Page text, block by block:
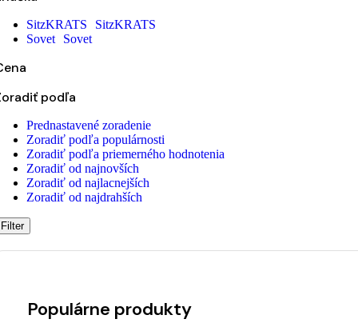
SitzKRATS
SitzKRATS
Sovet
Sovet
podľa
Prednastavené zoradenie
Zoradiť podľa populárnosti
Zoradiť podľa priemerného hodnotenia
Zoradiť od najnovších
Zoradiť od najlacnejších
Zoradiť od najdrahších
Filter
Populárne produkty